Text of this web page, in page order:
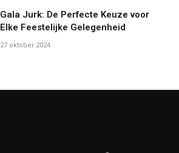
Gala Jurk: De Perfecte Keuze voor
Elke Feestelijke Gelegenheid
27 oktober 2024